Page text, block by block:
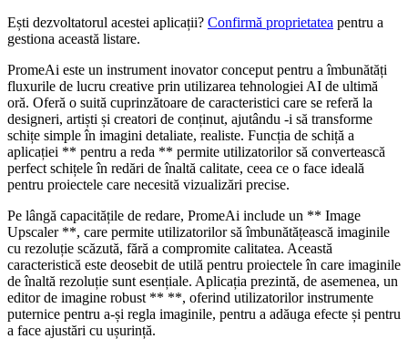
Ești dezvoltatorul acestei aplicații? Confirmă proprietatea pentru a
gestiona această listare.
PromeAi este un instrument inovator conceput pentru a îmbunătăți
fluxurile de lucru creative prin utilizarea tehnologiei AI de ultimă
oră. Oferă o suită cuprinzătoare de caracteristici care se referă la
designeri, artiști și creatori de conținut, ajutându -i să transforme
schițe simple în imagini detaliate, realiste. Funcția de schiță a
aplicației ** pentru a reda ** permite utilizatorilor să convertească
perfect schițele în redări de înaltă calitate, ceea ce o face ideală
pentru proiectele care necesită vizualizări precise.
Pe lângă capacitățile de redare, PromeAi include un ** Image
Upscaler **, care permite utilizatorilor să îmbunătățească imaginile
cu rezoluție scăzută, fără a compromite calitatea. Această
caracteristică este deosebit de utilă pentru proiectele în care imaginile
de înaltă rezoluție sunt esențiale. Aplicația prezintă, de asemenea, un
editor de imagine robust ** **, oferind utilizatorilor instrumente
puternice pentru a-și regla imaginile, pentru a adăuga efecte și pentru
a face ajustări cu ușurință.